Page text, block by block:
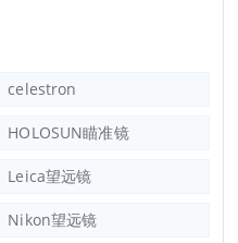
celestron
HOLOSUN瞄准镜
Leica望远镜
Nikon望远镜